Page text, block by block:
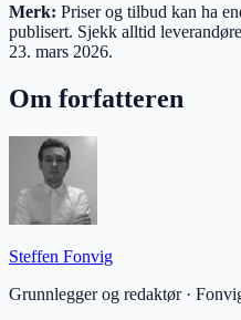
Merk: Priser og tilbud kan ha
publisert. Sjekk alltid
23. mars 2026.
Om forfatteren
Steffen Fonvig
Grunnlegger og redaktør·